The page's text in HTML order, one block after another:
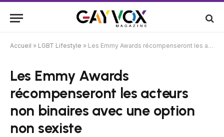
Accueil » LGBT Lifestyle » Les Emmy Awards récompenseront les acteurs non binaires avec une option non sexiste
Les Emmy Awards
récompenseront les acteurs
non binaires avec une option
non sexiste